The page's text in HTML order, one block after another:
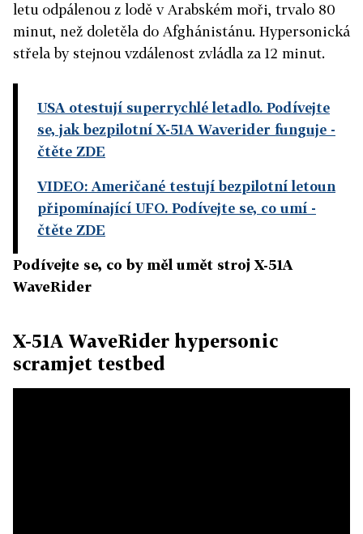
letu odpálenou z lodě v Arabském moři, trvalo 80
minut, než doletěla do Afghánistánu. Hypersonická
střela by stejnou vzdálenost zvládla za 12 minut.
USA otestují superrychlé letadlo. Podívejte
se, jak bezpilotní X-51A Waverider funguje -
čtěte ZDE
VIDEO: Američané testují bezpilotní letoun
připomínající UFO. Podívejte se, co umí -
čtěte ZDE
Podívejte se, co by měl umět stroj X-51A
WaveRider
X-51A WaveRider hypersonic
scramjet testbed